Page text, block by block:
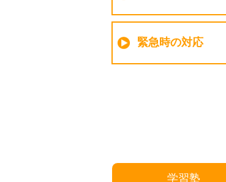
緊急時の対応
学習塾